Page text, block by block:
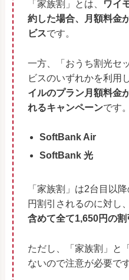
「家族割」とは、
ワイ
約した場合、月額料金
ビスです。
一方、「おうち割光セ
ビスのいずれかを利用
イルのプラン月額料金
れるキャンペーンです。
SoftBank Air
SoftBank 光
「家族割」は2台目以
円割引されるのに対し
含めて全て1,650円の割
ただし、「家族割」と
ないので注意が必要です